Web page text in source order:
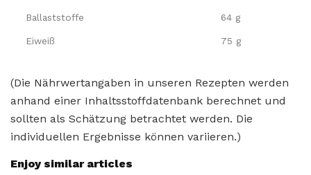
Ballaststoffe 64 g
Eiweiß 75 g
(Die Nährwertangaben in unseren Rezepten werden
anhand einer Inhaltsstoffdatenbank berechnet und
sollten als Schätzung betrachtet werden. Die
individuellen Ergebnisse können variieren.)
Enjoy similar articles